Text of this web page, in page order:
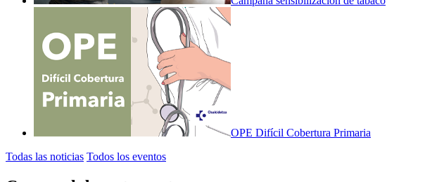
OPE Difícil Cobertura Primaria
Todas las noticias Todos los eventos